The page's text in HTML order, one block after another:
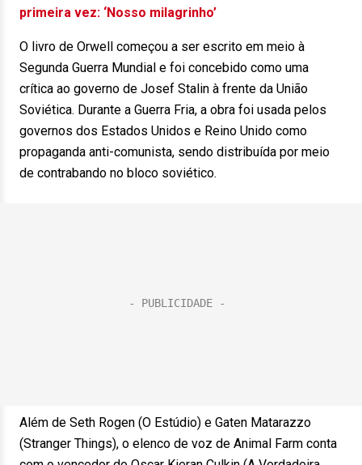
primeira vez: ‘Nosso milagrinho’
O livro de Orwell começou a ser escrito em meio à
Segunda Guerra Mundial e foi concebido como uma
crítica ao governo de Josef Stalin à frente da União
Soviética. Durante a Guerra Fria, a obra foi usada pelos
governos dos Estados Unidos e Reino Unido como
propaganda anti-comunista, sendo distribuída por meio
de contrabando no bloco soviético.
Além de Seth Rogen (O Estúdio) e Gaten Matarazzo
(Stranger Things), o elenco de voz de Animal Farm conta